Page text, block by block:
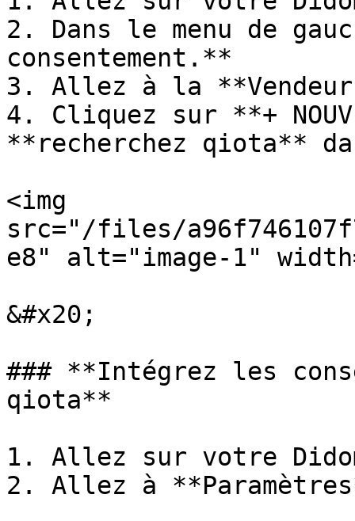
2. Dans le menu de
consentement.**
3. Allez à la
4. Cliquez sur **+
**recherchez qiota**
<img
src="/files/
e8" alt="image-1"
&#x20;
### **Intégrez les
qiota**
1. Allez sur votre
2. Allez à